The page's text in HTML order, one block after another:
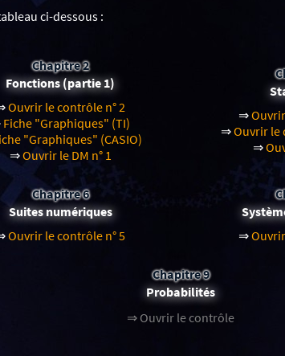
ci-dessous :
Chapitre 2
Fonctions (partie 1)
Ouvrir le contrôle n° 2
Fiche "Graphiques" (TI)
"Graphiques" (CASIO)
⇒Ouvrir le DM n° 1
⇒
⇒Ouvrir le
⇒
Chapitre 6
Suites numériques
Ouvrir le contrôle n° 5
⇒
Chapitre 9
Probabilités
⇒ Ouvrir le contrôle